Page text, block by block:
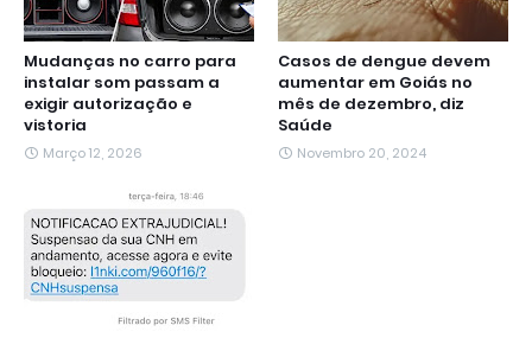
Mudanças no carro para
instalar som passam a
exigir autorização e
vistoria
Março 12, 2026
Casos de dengue devem
aumentar em Goiás no
mês de dezembro, diz
Saúde
Novembro 20, 2024